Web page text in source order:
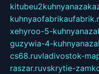
xehyroo-5-
guzywia-4-
cs68.ruvladivostok-
raszar.ruvskrytie-